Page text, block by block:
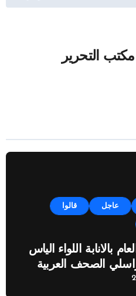
مكتب التحرير
عاجل قالوا
بالانابة اللواء الياس
الصحف العربية